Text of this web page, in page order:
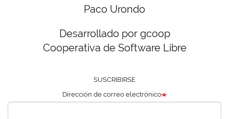
Paco Urondo
Desarrollado por gcoop
Cooperativa de Software Libre
SUSCRIBIRSE
Dirección de correo electrónico